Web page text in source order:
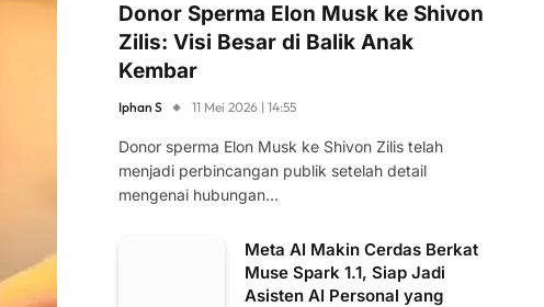
Donor Sperma Elon Musk ke Shivon
Zilis: Visi Besar di Balik Anak
Kembar
Iphan S 11 Mei 2026 | 14:55
Donor sperma Elon Musk ke Shivon Zilis telah
menjadi perbincangan publik setelah detail
mengenai hubungan…
Meta AI Makin Cerdas Berkat
Muse Spark 1.1, Siap Jadi
Asisten AI Personal yang